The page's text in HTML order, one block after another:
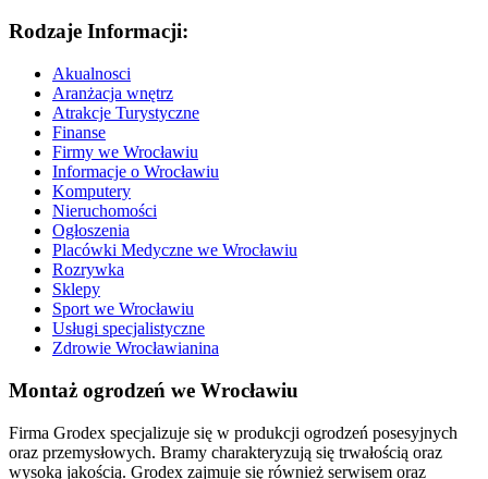
Rodzaje Informacji:
Akualnosci
Aranżacja wnętrz
Atrakcje Turystyczne
Finanse
Firmy we Wrocławiu
Informacje o Wrocławiu
Komputery
Nieruchomości
Ogłoszenia
Placówki Medyczne we Wrocławiu
Rozrywka
Sklepy
Sport we Wrocławiu
Usługi specjalistyczne
Zdrowie Wrocławianina
Montaż ogrodzeń we Wrocławiu
Firma Grodex specjalizuje się w produkcji ogrodzeń posesyjnych
oraz przemysłowych. Bramy charakteryzują się trwałością oraz
wysoką jakością. Grodex zajmuje się również serwisem oraz